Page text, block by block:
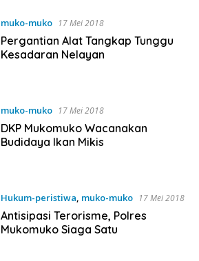
muko-muko 17 Mei 2018
Pergantian Alat Tangkap Tunggu
Kesadaran Nelayan
muko-muko 17 Mei 2018
DKP Mukomuko Wacanakan
Budidaya Ikan Mikis
Hukum-peristiwa muko-muko 17 Mei 2018
Antisipasi Terorisme, Polres
Mukomuko Siaga Satu